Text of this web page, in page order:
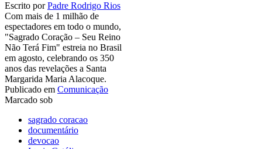
Escrito porPadre Rodrigo Rios
Com mais de 1 milhão de
espectadores em todo o mundo,
"Sagrado Coração – Seu Reino
Não Terá Fim" estreia no Brasil
em agosto, celebrando os 350
anos das revelações a Santa
Margarida Maria Alacoque.
Publicado em Comunicação
Marcado sob
sagrado coracao
documentário
devocao